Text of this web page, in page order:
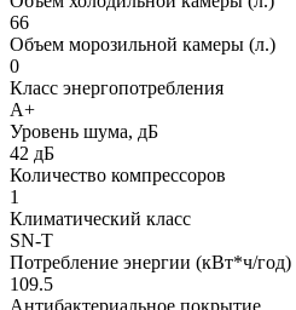
66
Объем морозильной камеры (л.)
0
Класс энергопотребления
A+
Уровень шума, дБ
42 дБ
Количество компрессоров
1
Климатический класс
SN-T
Потребление энергии (кВт*ч/год)
109.5
Антибактериальное покрытие